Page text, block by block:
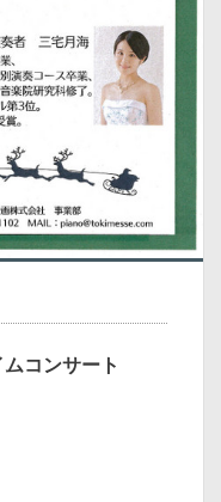
コンサート